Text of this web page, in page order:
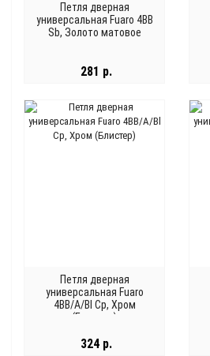
Петля дверная
универсальная Fuaro 4BB
Sb, Золото матовое
281 р.
Петля дверная
универсальная Fuaro
4BB/A/Bl Cp, Хром
(Блистер)
324 р.